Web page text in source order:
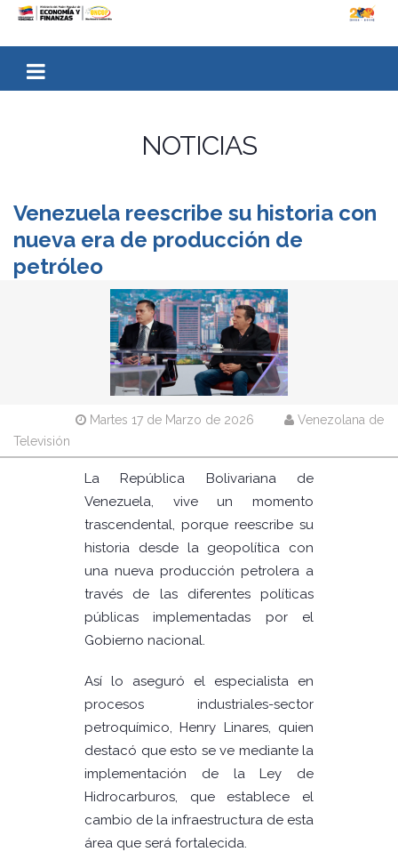
NOTICIAS
Venezuela reescribe su historia con
nueva era de producción de
petróleo
Martes 17 de Marzo de 2026
Venezolana de
Televisión
La República Bolivariana de
Venezuela, vive un momento
trascendental, porque reescribe su
historia desde la geopolítica con
una nueva producción petrolera a
través de las diferentes políticas
públicas implementadas por el
Gobierno nacional.
Así lo aseguró el especialista en
procesos industriales-sector
petroquímico, Henry Linares, quien
destacó que esto se ve mediante la
implementación de la Ley de
Hidrocarburos, que establece el
cambio de la infraestructura de esta
área que será fortalecida.